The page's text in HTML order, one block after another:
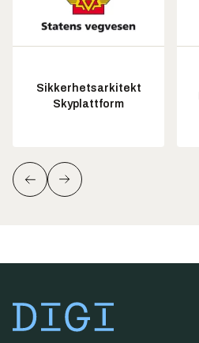
Sikkerhetsarkitekt
Skyplattform